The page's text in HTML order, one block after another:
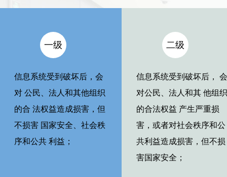
一级
信息系统受到破坏后，会
对 公民、法人和其他组织
的合 法权益造成损害，但
不损害 国家安全、社会秩
序和公共 利益；
二级
信息系统受到破坏后， 会
对公民、法人和其 他组织
的合法权益 产生严重损
害，或者对社会秩序和公
共利益造成损害，但不损
害国家安全；